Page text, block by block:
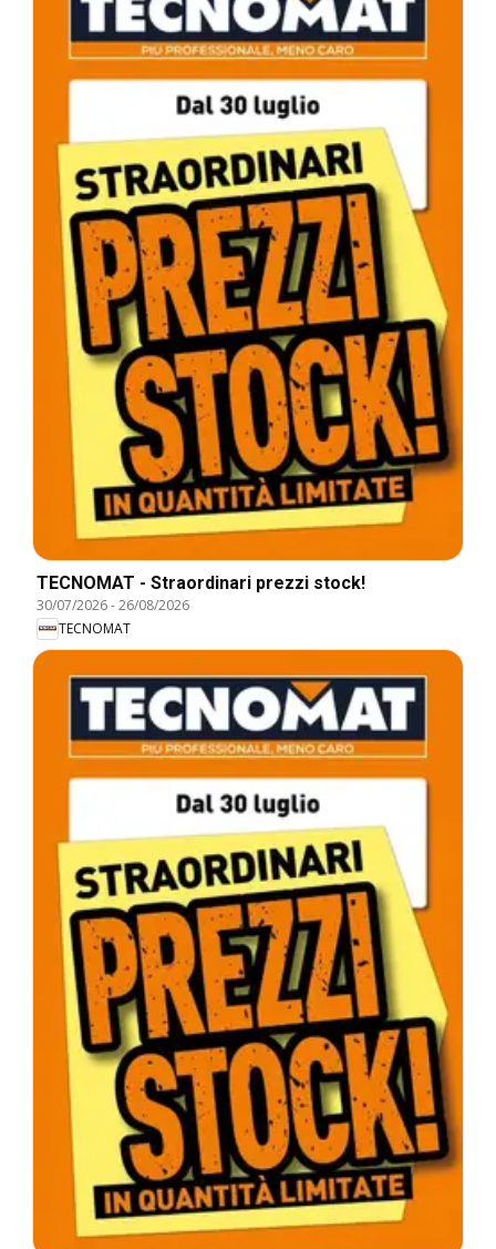
TECNOMAT - Straordinari prezzi stock!
30/07/2026-26/08/2026
TECNOMAT